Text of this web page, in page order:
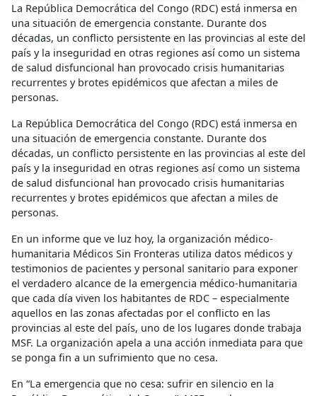
La República Democrática del Congo (RDC) está inmersa en
una situación de emergencia constante. Durante dos
décadas, un conflicto persistente en las provincias al este del
país y la inseguridad en otras regiones así como un sistema
de salud disfuncional han provocado crisis humanitarias
recurrentes y brotes epidémicos que afectan a miles de
personas.
La República Democrática del Congo (RDC) está inmersa en
una situación de emergencia constante. Durante dos
décadas, un conflicto persistente en las provincias al este del
país y la inseguridad en otras regiones así como un sistema
de salud disfuncional han provocado crisis humanitarias
recurrentes y brotes epidémicos que afectan a miles de
personas.
En un informe que ve luz hoy, la organización médico-
humanitaria Médicos Sin Fronteras utiliza datos médicos y
testimonios de pacientes y personal sanitario para exponer
el verdadero alcance de la emergencia médico-humanitaria
que cada día viven los habitantes de RDC – especialmente
aquellos en las zonas afectadas por el conflicto en las
provincias al este del país, uno de los lugares donde trabaja
MSF. La organización apela a una acción inmediata para que
se ponga fin a un sufrimiento que no cesa.
En “La emergencia que no cesa: sufrir en silencio en la